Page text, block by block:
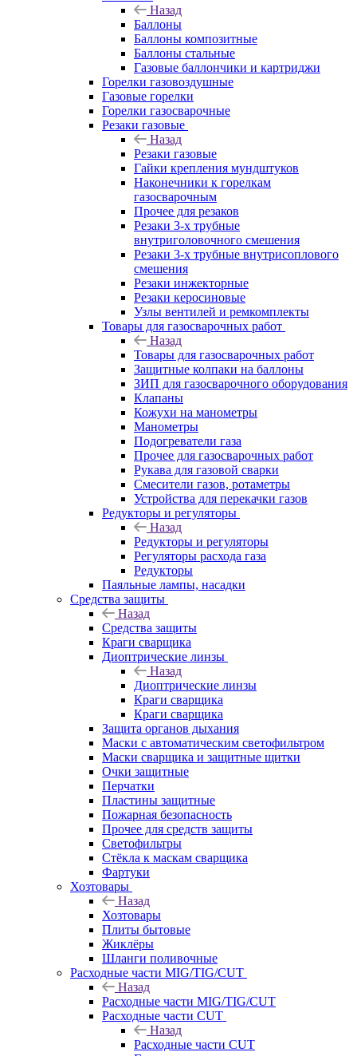
Назад
Баллоны
Баллоны композитные
Баллоны стальные
Газовые баллончики и картриджи
Горелки газовоздушные
Газовые горелки
Горелки газосварочные
Резаки газовые
Назад
Резаки газовые
Гайки крепления мундштуков
Наконечники к горелкам
газосварочным
Прочее для резаков
Резаки 3-х трубные
внутриголовочного смешения
Резаки 3-х трубные внутрисоплового
смешения
Резаки инжекторные
Резаки керосиновые
Узлы вентилей и ремкомплекты
Товары для газосварочных работ
Назад
Товары для газосварочных работ
Защитные колпаки на баллоны
ЗИП для газосварочного оборудования
Клапаны
Кожухи на манометры
Манометры
Подогреватели газа
Прочее для газосварочных работ
Рукава для газовой сварки
Смесители газов, ротаметры
Устройства для перекачки газов
Редукторы и регуляторы
Назад
Редукторы и регуляторы
Регуляторы расхода газа
Редукторы
Паяльные лампы, насадки
Средства защиты
Назад
Средства защиты
Краги сварщика
Диоптрические линзы
Назад
Диоптрические линзы
Краги сварщика
Краги сварщика
Защита органов дыхания
Маски с автоматическим светофильтром
Маски сварщика и защитные щитки
Очки защитные
Перчатки
Пластины защитные
Пожарная безопасность
Прочее для средств защиты
Светофильтры
Стёкла к маскам сварщика
Фартуки
Хозтовары
Назад
Хозтовары
Плиты бытовые
Жиклёры
Шланги поливочные
Расходные части MIG/TIG/CUT
Назад
Расходные части MIG/TIG/CUT
Расходные части CUT
Назад
Расходные части CUT